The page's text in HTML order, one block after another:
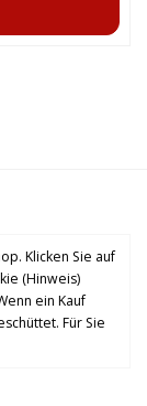
Klicken Sie auf
(Hinweis)
ein Kauf
Für Sie